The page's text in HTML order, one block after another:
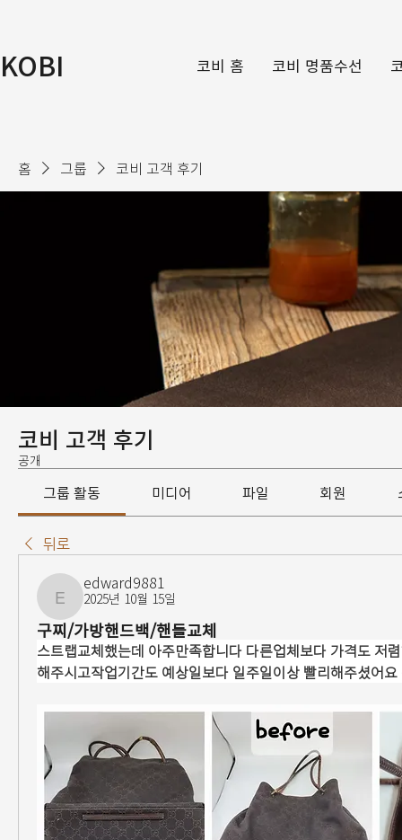
KOBI 코비 홈 코비 명품수선
홈 그룹 코비 고객 후기
코비 고객 후기
공개
그룹 활동 미디어 파일 회원
뒤로
edward9881
edward9881
2025년 10월 15일
구찌/가방핸드백/핸들교체
스트랩교체했는데 아주만족합니다 다른업체보다 가격도 저
해주시고작업기간도 예상일보다 일주일이상 빨리해주셨어